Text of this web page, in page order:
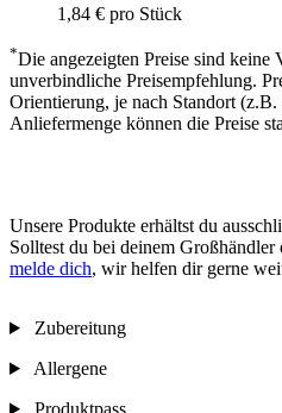
1,84 € pro Stück
*Die angezeigten Preise sind keine
unverbindliche Preisempfehlung.
Orientierung, je nach Standort
Anliefermenge können die Preise
Unsere Produkte erhältst du
Solltest du bei deinem
melde dich, wir helfen dir gerne
Zubereitung
Allergene
Produktpass